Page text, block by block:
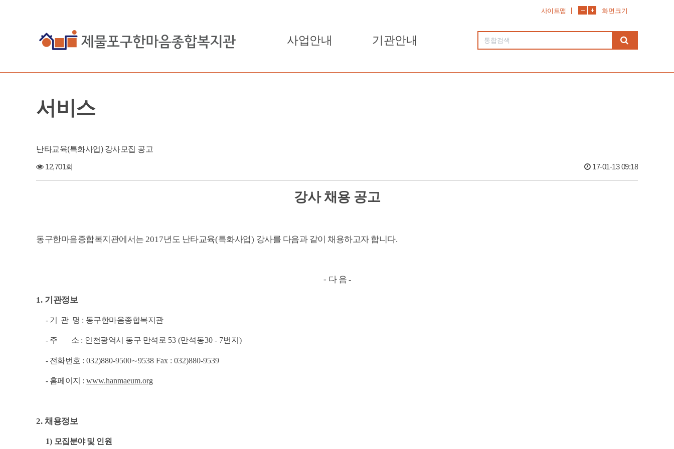
사이트맵 화면크기
사업안내 기관안내
서비스
난타교육(특화사업) 강사모집 공고
12,701회 17-01-13 09:18
강사 채용 공고
동구한마음종합복지관에서는 2017년도 난타교육(특화사업) 강사를 다음과 같이 채용하고자 합니다.
- 다 음 -
1. 기관정보
- 기 관 명 : 동구한마음종합복지관
- 주 소 : 인천광역시 동구 만석로 53 (만석동30 - 7번지)
- 전화번호 : 032)880-9500∼9538 Fax : 032)880-9539
- 홈페이지 :www.hanmaeum.org
2. 채용정보
1) 모집분야 및 인원